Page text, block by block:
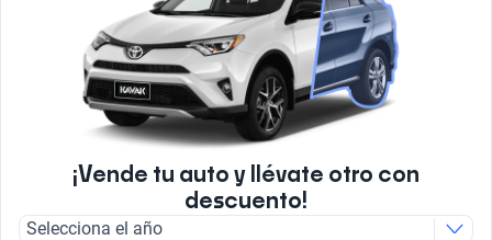
¡Vende tu auto y llévate otro con
descuento!
Selecciona el año